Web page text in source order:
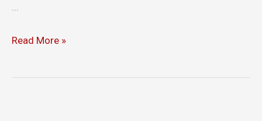
...
Read More »